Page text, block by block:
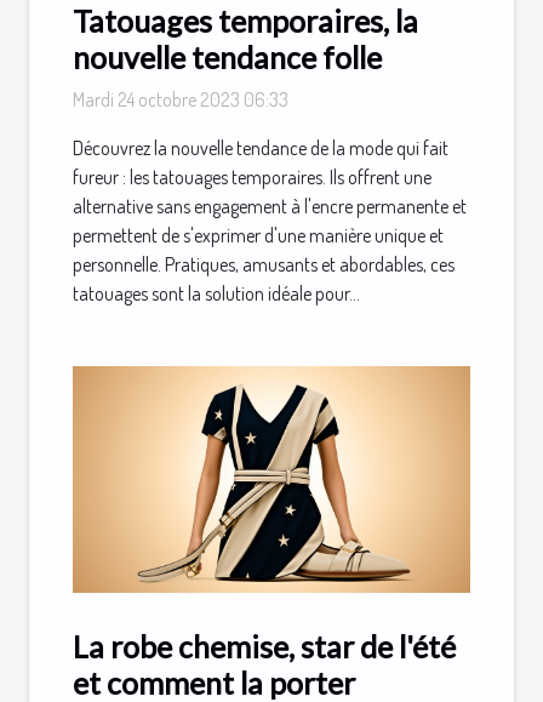
Tatouages ​​​​temporaires, la
nouvelle tendance folle
Mardi 24 octobre 2023 06:33
Découvrez la nouvelle tendance de la mode qui fait
fureur : les tatouages temporaires. Ils offrent une
alternative sans engagement à l'encre permanente et
permettent de s'exprimer d'une manière unique et
personnelle. Pratiques, amusants et abordables, ces
tatouages sont la solution idéale pour...
La robe chemise, star de l'été
et comment la porter